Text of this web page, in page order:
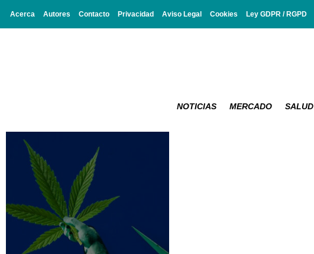
Acerca Autores Contacto Privacidad Aviso Legal Cookies Ley GDPR / RGPD
NOTICIAS MERCADO SALUD